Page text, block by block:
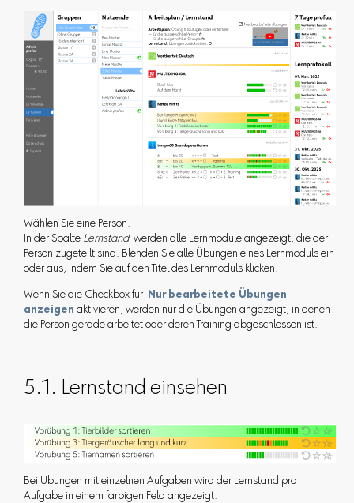
Wählen Sie eine Person.
In der Spalte Lernstand werden alle Lernmodule angezeigt, die der
Person zugeteilt sind. Blenden Sie alle Übungen eines Lernmoduls ein
oder aus, indem Sie auf den Titel des Lernmoduls klicken.
Wenn Sie die Checkbox für Nur bearbeitete Übungen
anzeigen aktivieren, werden nur die Übungen angezeigt, in denen
die Person gerade arbeitet oder deren Training abgeschlossen ist.
5.1. Lernstand einsehen
Bei Übungen mit einzelnen Aufgaben wird der Lernstand pro
Aufgabe in einem farbigen Feld angezeigt.